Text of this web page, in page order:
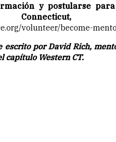
y postularse para
volunteer/become-
escrito por David Rich,
capítulo Western CT.